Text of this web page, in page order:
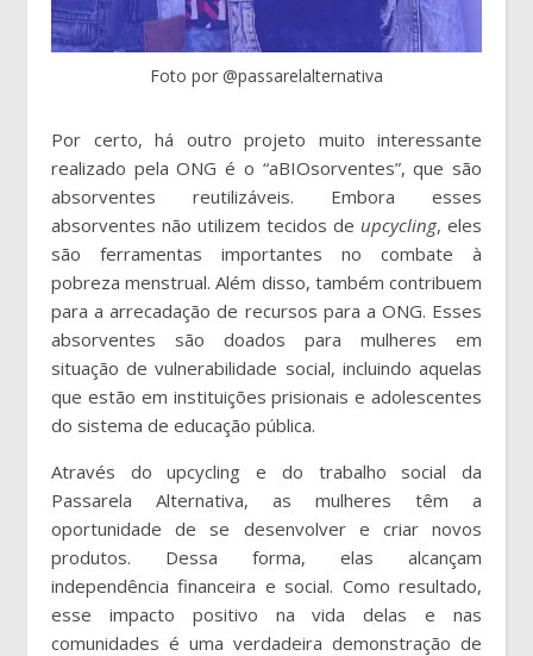
Foto por @passarelalternativa
Por certo, há outro projeto muito interessante
realizado pela ONG é o “aBIOsorventes”, que são
absorventes reutilizáveis. Embora esses
absorventes não utilizem tecidos de upcycling, eles
são ferramentas importantes no combate à
pobreza menstrual. Além disso, também contribuem
para a arrecadação de recursos para a ONG. Esses
absorventes são doados para mulheres em
situação de vulnerabilidade social, incluindo aquelas
que estão em instituições prisionais e adolescentes
do sistema de educação pública.
Através do upcycling e do trabalho social da
Passarela Alternativa, as mulheres têm a
oportunidade de se desenvolver e criar novos
produtos. Dessa forma, elas alcançam
independência financeira e social. Como resultado,
esse impacto positivo na vida delas e nas
comunidades é uma verdadeira demonstração de